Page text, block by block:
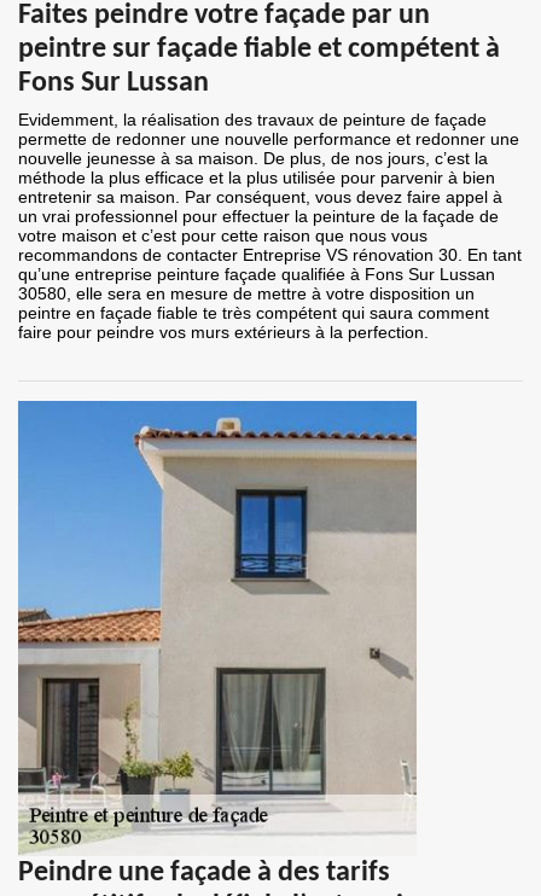
Faites peindre votre façade par un
peintre sur façade fiable et compétent à
Fons Sur Lussan
Evidemment, la réalisation des travaux de peinture de façade
permette de redonner une nouvelle performance et redonner une
nouvelle jeunesse à sa maison. De plus, de nos jours, c’est la
méthode la plus efficace et la plus utilisée pour parvenir à bien
entretenir sa maison. Par conséquent, vous devez faire appel à
un vrai professionnel pour effectuer la peinture de la façade de
votre maison et c’est pour cette raison que nous vous
recommandons de contacter Entreprise VS rénovation 30. En tant
qu’une entreprise peinture façade qualifiée à Fons Sur Lussan
30580, elle sera en mesure de mettre à votre disposition un
peintre en façade fiable te très compétent qui saura comment
faire pour peindre vos murs extérieurs à la perfection.
Peindre une façade à des tarifs